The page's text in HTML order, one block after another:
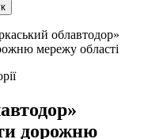
облавтодор»
мережу області
дорожню